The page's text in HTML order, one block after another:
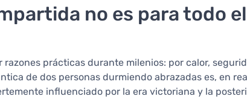
no es para todo el
prácticas durante milenios: por calor,
de dos personas durmiendo abrazadas es, en
influenciado por la era victoriana y la